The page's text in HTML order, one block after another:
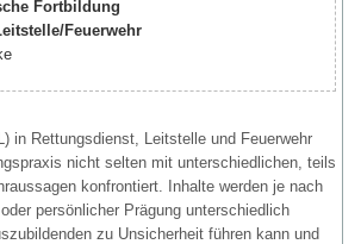
Fortbildung
Feuerwehr
in Rettungsdienst, Leitstelle und Feuerwehr
nicht selten mit unterschiedlichen, teils
konfrontiert. Inhalte werden je nach
persönlicher Prägung unterschiedlich
zu Unsicherheit führen kann und